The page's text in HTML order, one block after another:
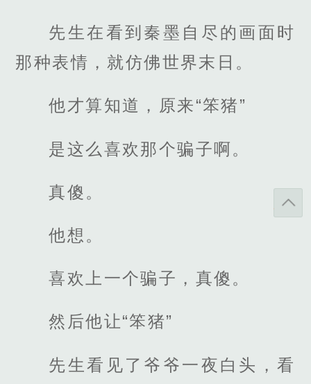
先生在看到秦墨自尽的画面时
那种表情，就仿佛世界末日。
他才算知道，原来“笨猪”
是这么喜欢那个骗子啊。
真傻。
他想。
喜欢上一个骗子，真傻。
然后他让“笨猪”
先生看见了爷爷一夜白头，看